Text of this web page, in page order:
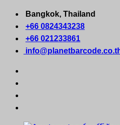
Skip
content
Bangkok, Thailand
+66 0824343238
+66 021233861